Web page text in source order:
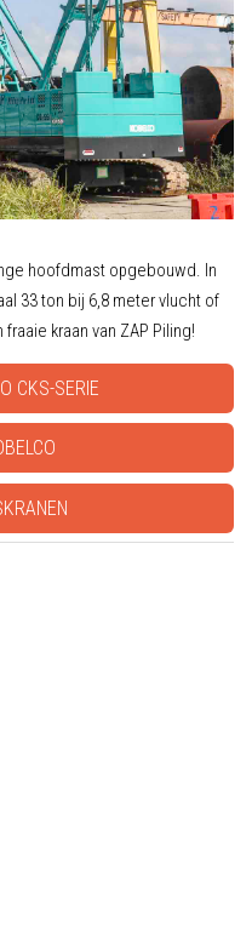
hoofdmast opgebouwd. In
33 ton bij 6,8 meter vlucht of
kraan van ZAP Piling!
CKS-SERIE